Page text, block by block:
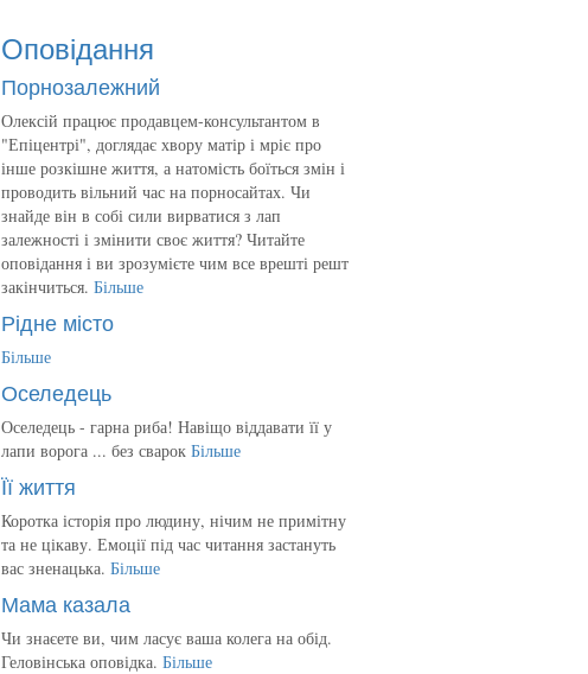
Оповідання
Порнозалежний
Олексій працює продавцем-консультантом в
"Епіцентрі", доглядає хвору матір і мріє про
інше розкішне життя, а натомість боїться змін і
проводить вільний час на порносайтах. Чи
знайде він в собі сили вирватися з лап
залежності і змінити своє життя? Читайте
оповідання і ви зрозумієте чим все врешті решт
закінчиться. Більше
Рідне місто
Більше
Оселедець
Оселедець - гарна риба! Навіщо віддавати її у
лапи ворога ... без сварок Більше
Її життя
Коротка історія про людину, нічим не примітну
та не цікаву. Емоції під час читання застануть
вас зненацька. Більше
Мама казала
Чи знаєете ви, чим ласує ваша колега на обід.
Геловінська оповідка. Більше